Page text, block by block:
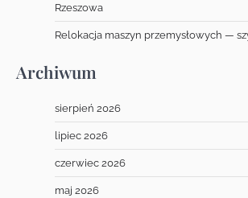
Rzeszowa
Relokacja maszyn przemysłowych —
Archiwum
sierpień 2026
lipiec 2026
czerwiec 2026
maj 2026